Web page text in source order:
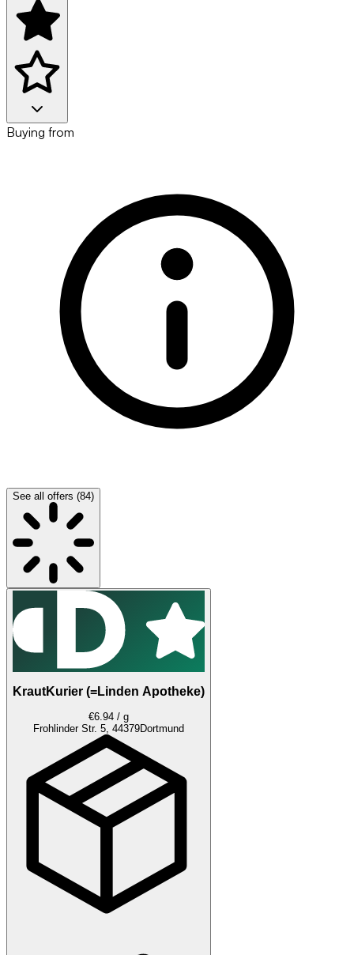
Buying from
See all offers (84)
KrautKurier (=Linden Apotheke)
€6.94 / g
Frohlinder Str. 5, 44379Dortmund